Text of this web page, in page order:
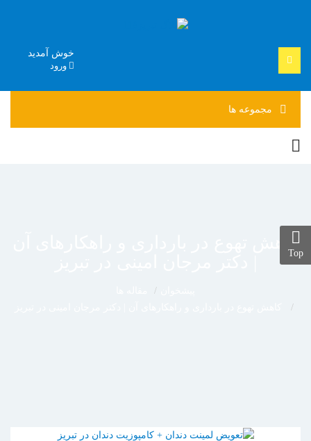
خوش آمدید
ورود
مجموعه ها
کاهش تهوع در بارداری و راهکارهای آن
Top